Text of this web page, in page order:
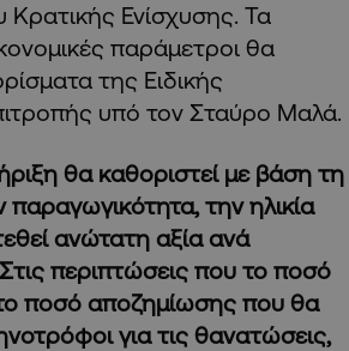
Κρατικής Ενίσχυσης. Τα
παράμετροι θα
της Ειδικής
υπό τον Σταύρο Μαλά.
θα καθοριστεί με βάση τη
παραγωγικότητα, την ηλικία
ανώτατη αξία ανά
περιπτώσεις που το ποσό
ποσό αποζημίωσης που θα
για τις θανατώσεις,